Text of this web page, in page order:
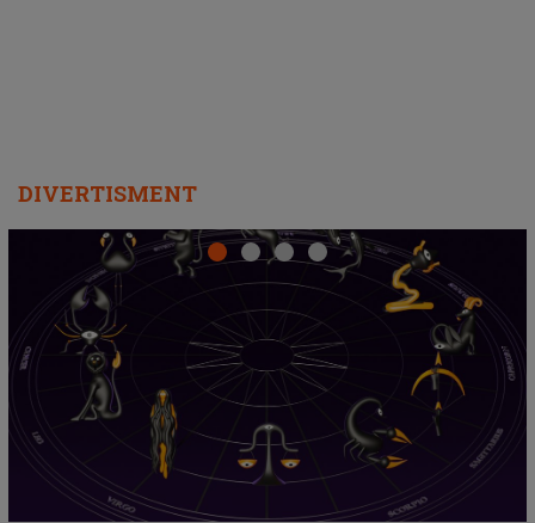
DIVERTISMENT